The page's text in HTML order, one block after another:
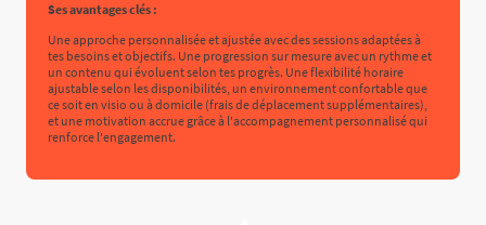
Ses avantages clés :
Une approche personnalisée et ajustée avec des sessions adaptées à
tes besoins et objectifs. Une progression sur mesure avec un rythme et
un contenu qui évoluent selon tes progrès. Une flexibilité horaire
ajustable selon les disponibilités, un environnement confortable que
ce soit en visio ou à domicile (frais de déplacement supplémentaires),
et une motivation accrue grâce à l'accompagnement personnalisé qui
renforce l'engagement.